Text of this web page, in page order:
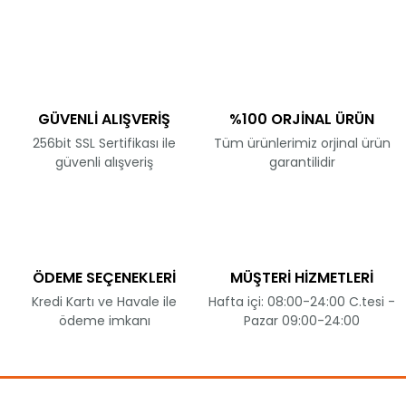
GÜVENLİ ALIŞVERİŞ
256bit SSL Sertifikası ile
güvenli alışveriş
%100 ORJİNAL ÜRÜN
Tüm ürünlerimiz orjinal ürün
garantilidir
ÖDEME SEÇENEKLERİ
Kredi Kartı ve Havale ile
ödeme imkanı
MÜŞTERİ HİZMETLERİ
Hafta içi: 08:00-24:00 C.tesi -
Pazar 09:00-24:00